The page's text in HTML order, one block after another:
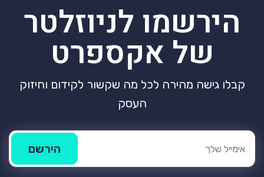
הירשמו לניוזלטר
של אקספרט
קבלו גישה מהירה לכל מה שקשור לקידום וחיזוק
העסק